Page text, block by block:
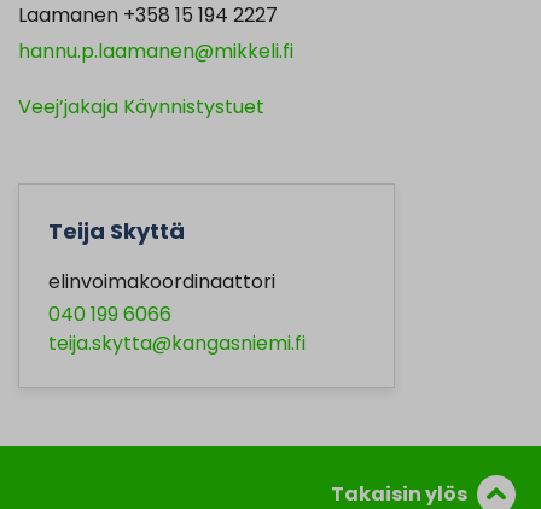
Laamanen +358 15 194 2227
hannu.p.laamanen@mikkeli.fi
Veej’jakaja Käynnistystuet
Teija Skyttä
elinvoimakoordinaattori
040 199 6066
teija.skytta@kangasniemi.fi
Takaisin ylös